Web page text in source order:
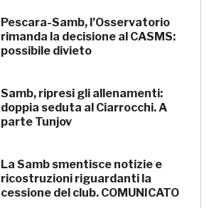
Pescara-Samb, l’Osservatorio
rimanda la decisione al CASMS:
possibile divieto
Samb, ripresi gli allenamenti:
doppia seduta al Ciarrocchi. A
parte Tunjov
La Samb smentisce notizie e
ricostruzioni riguardanti la
cessione del club. COMUNICATO